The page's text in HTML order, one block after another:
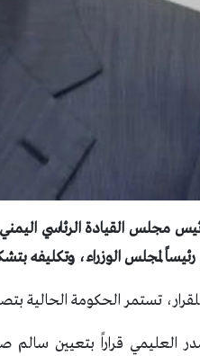
مجلس القيادة الرئاسي
رئيساً لمجلس الوزراء، وتكليفه
تستمر الحكومة الحالية
العليمي قراراً بتعيين سالم